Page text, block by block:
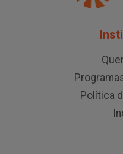
Política